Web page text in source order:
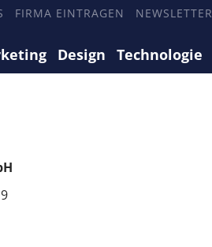
FIRMA EINTRAGEN NEWSLETTER
Design Technologie